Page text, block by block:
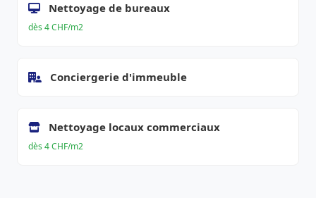
Nettoyage de bureaux
dès 4 CHF/m2
Conciergerie d'immeuble
Nettoyage locaux commerciaux
dès 4 CHF/m2